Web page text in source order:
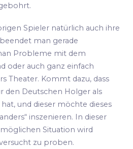
Spieler natürlich auch ihre
man gerade
Probleme mit dem
oder auch ganz einfach
Theater. Kommt dazu, dass
den Deutschen Holger als
und dieser möchte dieses
inszenieren. In dieser
Situation wird
zu proben.